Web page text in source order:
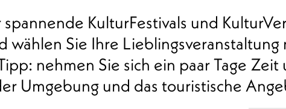
KulturFestivals und
Sie Ihre Lieblingsveranstaltung
nehmen Sie sich ein paar Tage
Umgebung und das touristische